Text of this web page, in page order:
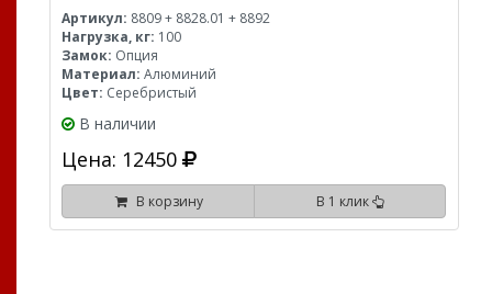
Артикул: 8809 + 8828.01 + 8892
Нагрузка, кг: 100
Замок: Опция
Материал: Алюминий
Цвет: Серебристый
В наличии
Цена: 12450
В корзину В 1 клик